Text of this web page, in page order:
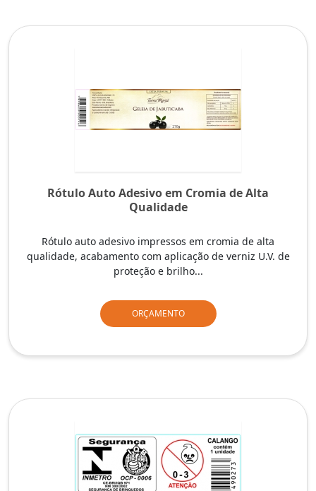
Rótulo Auto Adesivo em Cromia de Alta
Qualidade
Rótulo auto adesivo impressos em cromia de alta
qualidade, acabamento com aplicação de verniz U.V. de
proteção e brilho...
ORÇAMENTO